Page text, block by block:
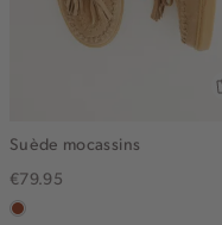
Suède mocassins
€79.95
bruin